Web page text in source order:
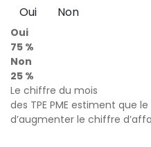
Oui Non
Oui
75 %
Non
25 %
Le chiffre du mois
des TPE PME estiment que
d’augmenter le chiffre